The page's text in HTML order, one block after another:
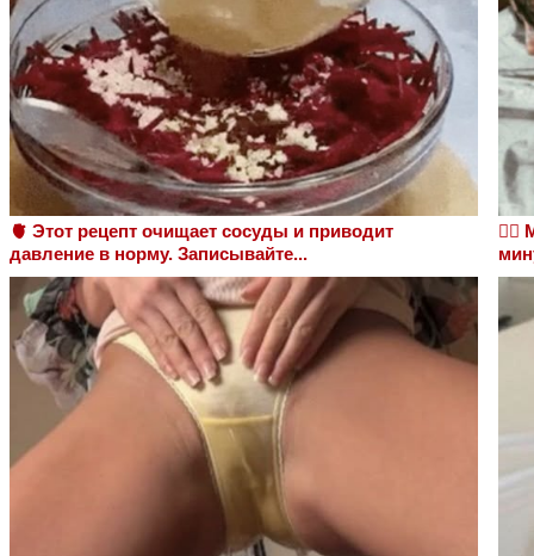
🫀 Этот рецепт очищает сосуды и приводит
давление в норму. Записывайте...
❤️‍🔥